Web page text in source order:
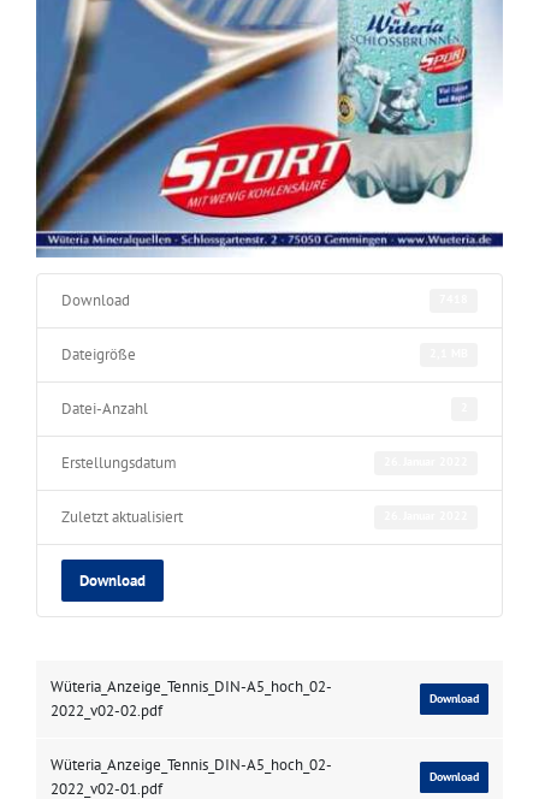
Download
Dateigröße
Datei-Anzahl
Erstellungsdatum
Zuletzt aktualisiert
Download
Wüteria_Anzeige_Tennis_DIN-A5_hoch_02-
2022_v02-02.pdf
Download
Wüteria_Anzeige_Tennis_DIN-A5_hoch_02-
2022_v02-01.pdf
Download